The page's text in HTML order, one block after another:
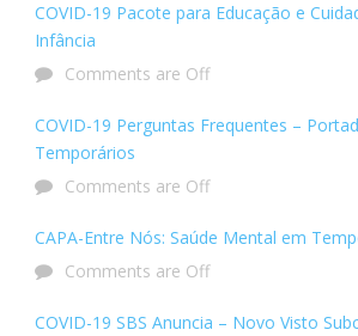
COVID-19 Pacote para Educação e
Infância
Comments are Off
COVID-19 Perguntas Frequentes –
Temporários
Comments are Off
CAPA-Entre Nós: Saúde Mental em
Comments are Off
COVID-19 SBS Anuncia – Novo Visto